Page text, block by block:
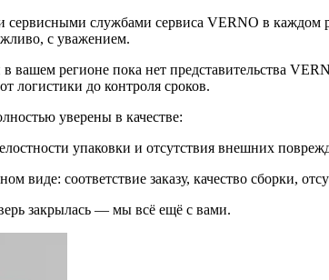
службами сервиса VERNO в каждом
с уважением.
вашем регионе пока нет представительства
логистики до контроля сроков.
уверены в качестве:
упаковки и отсутствия внешних
соответствие заказу, качество сборки,
закрылась — мы всё ещё с вами.